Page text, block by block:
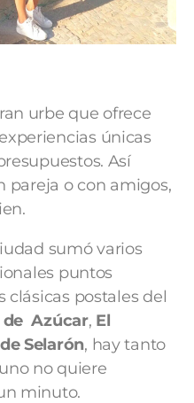
urbe que ofrece
únicas
Así
pareja o con amigos,
sumó varios
puntos
clásicas postales del
de Azúcar, El
Selarón, hay tanto
no quiere
minuto.